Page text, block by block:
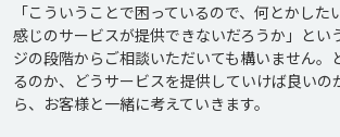
「こういうことで困っているので、何とかした
感じのサービスが提供できないだろうか」とい
ジの段階からご相談いただいても構いません。
るのか、どうサービスを提供していけば良いの
ら、お客様と一緒に考えていきます。